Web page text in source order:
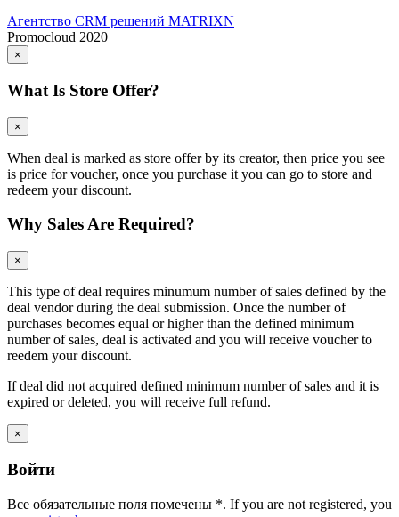
Агентство CRM решений MATRIXN
Promocloud 2020
×
What Is Store Offer?
×
When deal is marked as store offer by its creator, then price you see
is price for voucher, once you purchase it you can go to store and
redeem your discount.
Why Sales Are Required?
×
This type of deal requires minumum number of sales defined by the
deal vendor during the deal submission. Once the number of
purchases becomes equal or higher than the defined minimum
number of sales, deal is activated and you will receive voucher to
reedem your discount.
If deal did not acquired defined minimum number of sales and it is
expired or deleted, you will receive full refund.
×
Войти
Все обязательные поля помечены *. If you are not registered, you